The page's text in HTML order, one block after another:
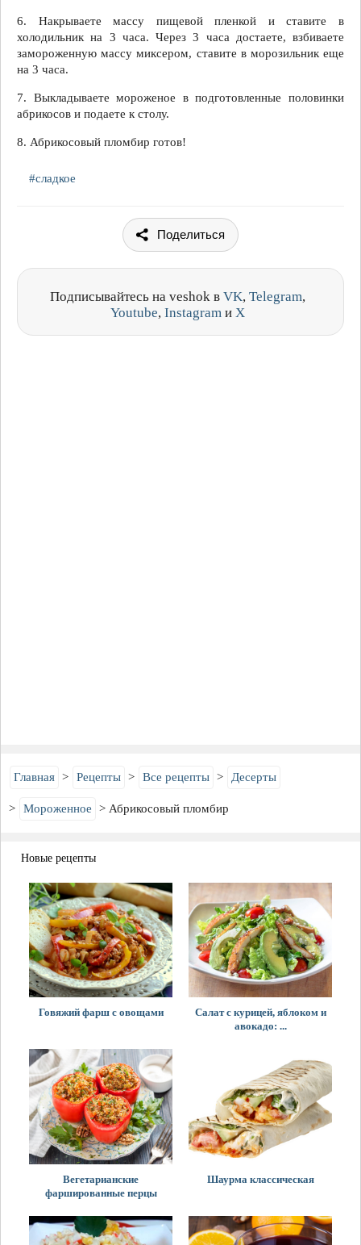
6. Накрываете массу пищевой пленкой и ставите в
холодильник на 3 часа. Через 3 часа достаете, взбиваете
замороженную массу миксером, ставите в морозильник еще
на 3 часа.
7. Выкладываете мороженое в подготовленные половинки
абрикосов и подаете к столу.
8. Абрикосовый пломбир готов!
#сладкое
Поделиться
Подписывайтесь на veshok в VK, Telegram,
Youtube, Instagramи X
Главная Рецепты Все рецепты Десерты
Мороженное Абрикосовый пломбир
Новые рецепты
Говяжий фарш с овощами
Салат с курицей, яблоком и
авокадо: ...
Вегетарианские
фаршированные перцы
Шаурма классическая